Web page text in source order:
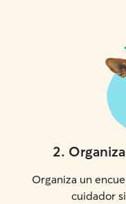
2.
Organiza un
cuidador